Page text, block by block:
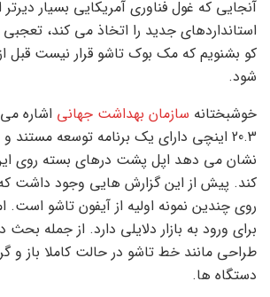
آنجایی که غول فناوری آمریکایی بسیار دیرتر
استانداردهای جدید را اتخاذ می کند،
شود.
خوشبختانه سازمان بهداشت جهانی اشاره
20.3 اینچی دارای یک برنامه توسعه
نشان می دهد اپل پشت درهای بسته روی
کند. پیش از این گزارش هایی وجود داشت که
روی چندین نمونه اولیه از آیفون تاشو است.
برای ورود به بازار دلایلی دارد. از جمله بحث
طراحی مانند خط تاشو در حالت کاملا باز و
دستگاه ها.